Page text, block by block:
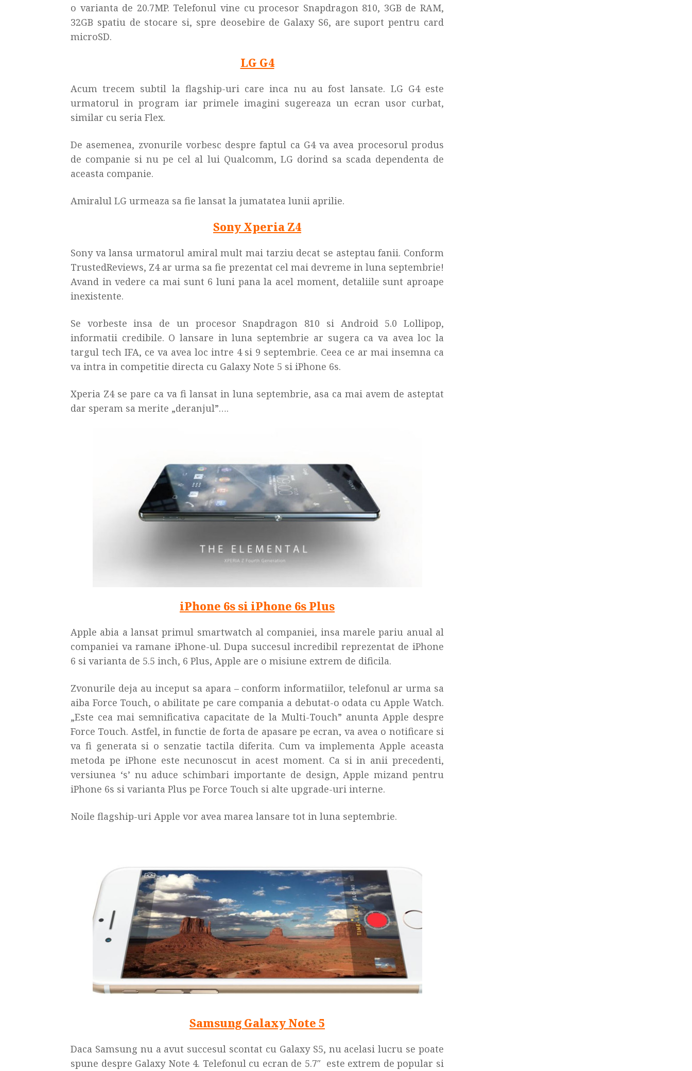
o varianta de 20.7MP. Telefonul vine cu procesor Snapdragon 810, 3GB de RAM,
32GB spatiu de stocare si, spre deosebire de Galaxy S6, are suport pentru card
microSD.
LG G4
Acum trecem subtil la flagship-uri care inca nu au fost lansate. LG G4 este
urmatorul in program iar primele imagini sugereaza un ecran usor curbat,
similar cu seria Flex.
De asemenea, zvonurile vorbesc despre faptul ca G4 va avea procesorul produs
de companie si nu pe cel al lui Qualcomm, LG dorind sa scada dependenta de
aceasta companie.
Amiralul LG urmeaza sa fie lansat la jumatatea lunii aprilie.
Sony Xperia Z4
Sony va lansa urmatorul amiral mult mai tarziu decat se asteptau fanii. Conform
TrustedReviews, Z4 ar urma sa fie prezentat cel mai devreme in luna septembrie!
Avand in vedere ca mai sunt 6 luni pana la acel moment, detaliile sunt aproape
inexistente.
Se vorbeste insa de un procesor Snapdragon 810 si Android 5.0 Lollipop,
informatii credibile. O lansare in luna septembrie ar sugera ca va avea loc la
targul tech IFA, ce va avea loc intre 4 si 9 septembrie. Ceea ce ar mai insemna ca
va intra in competitie directa cu Galaxy Note 5 si iPhone 6s.
Xperia Z4 se pare ca va fi lansat in luna septembrie, asa ca mai avem de asteptat
dar speram sa merite „deranjul”….
iPhone 6s si iPhone 6s Plus
Apple abia a lansat primul smartwatch al companiei, insa marele pariu anual al
companiei va ramane iPhone-ul. Dupa succesul incredibil reprezentat de iPhone
6 si varianta de 5.5 inch, 6 Plus, Apple are o misiune extrem de dificila.
Zvonurile deja au inceput sa apara – conform informatiilor, telefonul ar urma sa
aiba Force Touch, o abilitate pe care compania a debutat-o odata cu Apple Watch.
„Este cea mai semnificativa capacitate de la Multi-Touch” anunta Apple despre
Force Touch. Astfel, in functie de forta de apasare pe ecran, va avea o notificare si
va fi generata si o senzatie tactila diferita. Cum va implementa Apple aceasta
metoda pe iPhone este necunoscut in acest moment. Ca si in anii precedenti,
versiunea ‘s’ nu aduce schimbari importante de design, Apple mizand pentru
iPhone 6s si varianta Plus pe Force Touch si alte upgrade-uri interne.
Noile flagship-uri Apple vor avea marea lansare tot in luna septembrie.
Samsung Galaxy Note 5
Daca Samsung nu a avut succesul scontat cu Galaxy S5, nu acelasi lucru se poate
spune despre Galaxy Note 4. Telefonul cu ecran de 5.7″ este extrem de popular si